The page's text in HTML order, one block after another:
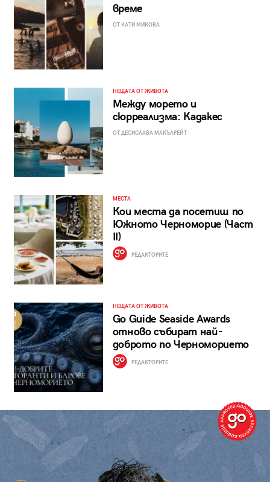
време
ОТ КАТИ МИКОВА
НЕЩАТА ОТ ЖИВОТА
Между морето и
сюрреализма: Кадакес
ОТ ДЕСИСЛАВА МАКЪЛРЕЙТ
МЕСТА
Кои места да посетиш по
Южното Черноморие (Част
II)
РЕДАКТОРИТЕ
НЕЩАТА ОТ ЖИВОТА
Go Guide Seaside Awards
отново събират най-
доброто по Черноморието
РЕДАКТОРИТЕ